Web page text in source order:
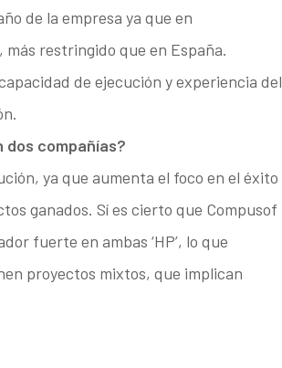
de la empresa ya que en
restringido que en España.
de ejecución y experiencia del
dos compañías?
ya que aumenta el foco en el éxito
ganados. Sí es cierto que Compusof
fuerte en ambas ‘HP’, lo que
proyectos mixtos, que implican